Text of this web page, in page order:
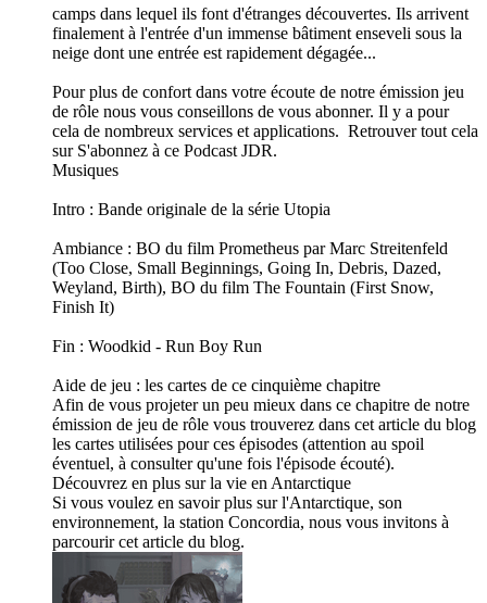
camps dans lequel ils font d'étranges découvertes. Ils arrivent
finalement à l'entrée d'un immense bâtiment enseveli sous la
neige dont une entrée est rapidement dégagée...
Pour plus de confort dans votre écoute de notre émission jeu
de rôle nous vous conseillons de vous abonner. Il y a pour
cela de nombreux services et applications. Retrouver tout cela
sur S'abonnez à ce Podcast JDR.
Musiques
Intro : Bande originale de la série Utopia
Ambiance : BO du film Prometheus par Marc Streitenfeld
(Too Close, Small Beginnings, Going In, Debris, Dazed,
Weyland, Birth), BO du film The Fountain (First Snow,
Finish It)
Fin : Woodkid - Run Boy Run
Aide de jeu : les cartes de ce cinquième chapitre
Afin de vous projeter un peu mieux dans ce chapitre de notre
émission de jeu de rôle vous trouverez dans cet article du blog
les cartes utilisées pour ces épisodes (attention au spoil
éventuel, à consulter qu'une fois l'épisode écouté).
Découvrez en plus sur la vie en Antarctique
Si vous voulez en savoir plus sur l'Antarctique, son
environnement, la station Concordia, nous vous invitons à
parcourir cet article du blog.